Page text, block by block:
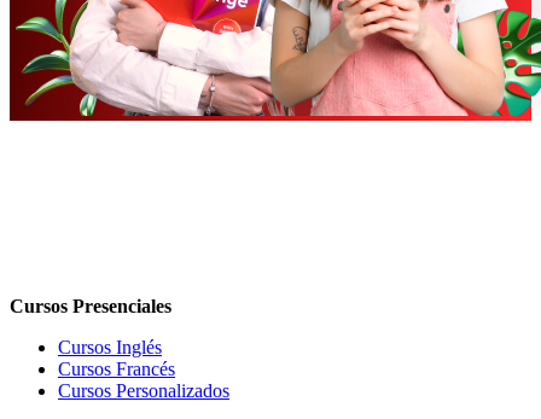
Cursos Presenciales
Cursos Inglés
Cursos Francés
Cursos Personalizados